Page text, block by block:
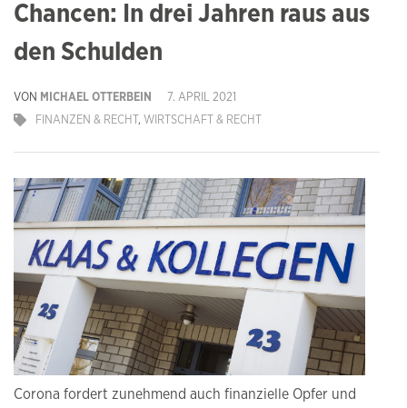
Chancen: In drei Jahren raus aus
den Schulden
VON MICHAEL OTTERBEIN
7. APRIL 2021
FINANZEN & RECHT , WIRTSCHAFT & RECHT
Corona fordert zunehmend auch finanzielle Opfer und